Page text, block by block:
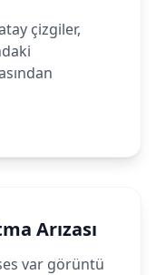
çizgiler,
Arızası
var görüntü